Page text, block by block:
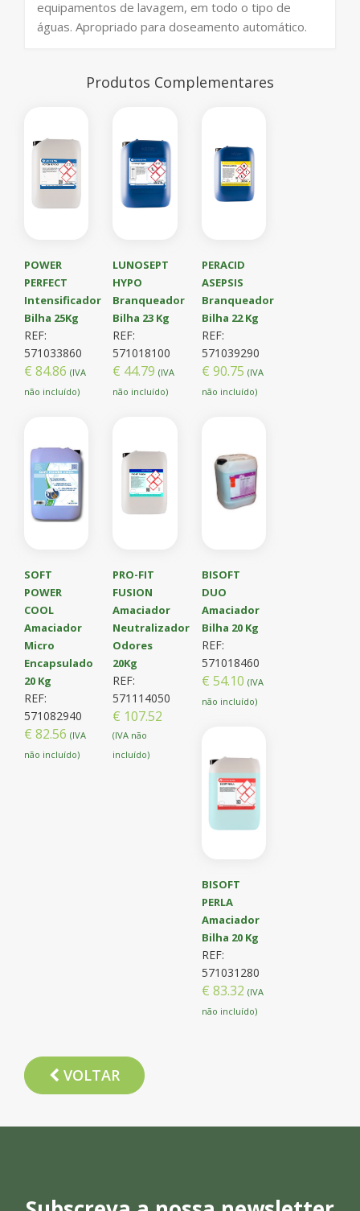
equipamentos de lavagem, em todo o tipo de
águas. Apropriado para doseamento automático.
Produtos Complementares
POWER
PERFECT
Intensificador
Bilha 25Kg
REF:
571033860
€ 84.86 (IVA
não incluído)
LUNOSEPT
HYPO
Branqueador
Bilha 23 Kg
REF:
571018100
€ 44.79(IVA
não incluído)
PERACID
ASEPSIS
Branqueador
Bilha 22 Kg
REF:
571039290
€ 90.75 (IVA
não incluído)
SOFT
POWER
COOL
Amaciador
Micro
Encapsulado
20 Kg
REF:
571082940
€ 82.56 (IVA
não incluído)
PRO-FIT
FUSION
Amaciador
Neutralizador
Odores
20Kg
REF:
571114050
€ 107.52
(IVA não
incluído)
BISOFT
DUO
Amaciador
Bilha 20 Kg
REF:
571018460
€ 54.10 (IVA
não incluído)
BISOFT
PERLA
Amaciador
Bilha 20 Kg
REF:
571031280
€ 83.32 (IVA
não incluído)
VOLTAR